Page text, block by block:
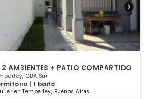
AMBIENTES + PATIO COMPARTIDO
GBA Sur
| 1 baño
en Temperley, Buenos Aires